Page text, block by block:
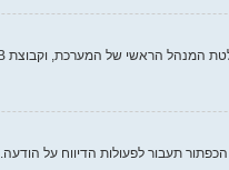
תעבור לפעולות הדיווח על הודעה.